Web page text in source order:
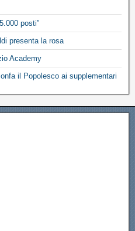
posti”
presenta la rosa
Academy
il Popolesco ai supplementari